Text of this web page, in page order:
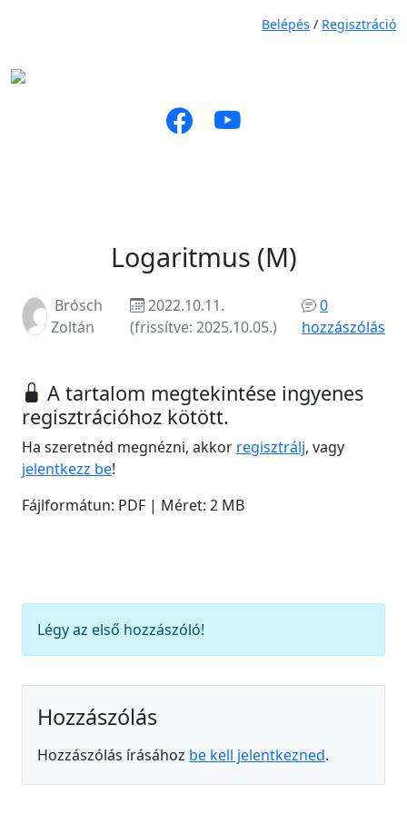
Belépés / Regisztráció
Logaritmus (M)
Brósch
Zoltán
2022.10.11.
(frissítve: 2025.10.05.)
0
hozzászólás
A tartalom megtekintése ingyenes
regisztrációhoz kötött.
Ha szeretnéd megnézni, akkor regisztrálj, vagy
jelentkezz be!
Fájlformátun: PDF | Méret: 2 MB
Légy az első hozzászóló!
Hozzászólás
Hozzászólás írásához be kell jelentkezned.